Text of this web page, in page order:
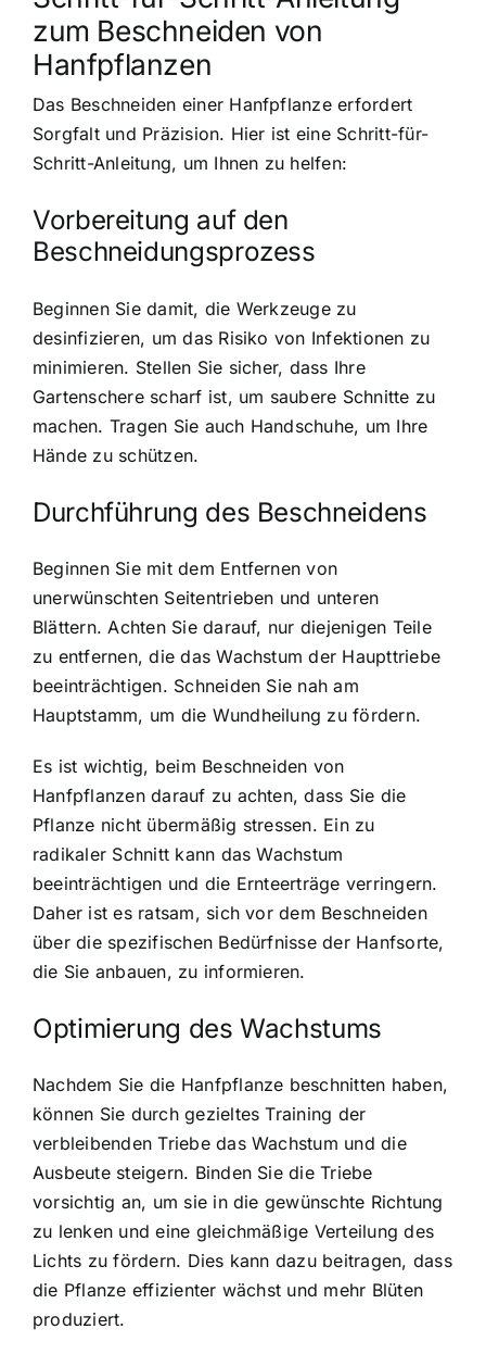
zum Beschneiden von
Hanfpflanzen
Das Beschneiden einer Hanfpflanze erfordert
Sorgfalt und Präzision. Hier ist eine Schritt-für-
Schritt-Anleitung, um Ihnen zu helfen:
Vorbereitung auf den
Beschneidungsprozess
Beginnen Sie damit, die Werkzeuge zu
desinfizieren, um das Risiko von Infektionen zu
minimieren. Stellen Sie sicher, dass Ihre
Gartenschere scharf ist, um saubere Schnitte zu
machen. Tragen Sie auch Handschuhe, um Ihre
Hände zu schützen.
Durchführung des Beschneidens
Beginnen Sie mit dem Entfernen von
unerwünschten Seitentrieben und unteren
Blättern. Achten Sie darauf, nur diejenigen Teile
zu entfernen, die das Wachstum der Haupttriebe
beeinträchtigen. Schneiden Sie nah am
Hauptstamm, um die Wundheilung zu fördern.
Es ist wichtig, beim Beschneiden von
Hanfpflanzen darauf zu achten, dass Sie die
Pflanze nicht übermäßig stressen. Ein zu
radikaler Schnitt kann das Wachstum
beeinträchtigen und die Ernteerträge verringern.
Daher ist es ratsam, sich vor dem Beschneiden
über die spezifischen Bedürfnisse der Hanfsorte,
die Sie anbauen, zu informieren.
Optimierung des Wachstums
Nachdem Sie die Hanfpflanze beschnitten haben,
können Sie durch gezieltes Training der
verbleibenden Triebe das Wachstum und die
Ausbeute steigern. Binden Sie die Triebe
vorsichtig an, um sie in die gewünschte Richtung
zu lenken und eine gleichmäßige Verteilung des
Lichts zu fördern. Dies kann dazu beitragen, dass
die Pflanze effizienter wächst und mehr Blüten
produziert.